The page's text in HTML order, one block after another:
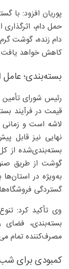
پوریان افزود: با
حمل دام،
دام زنده، گوشت
کاهش خواهد
بسته‌بندی؛
رئیس شورای تأمین
قیمت در فرآیند
لاشه است و
نهایی نیز قابل
بسته‌بندی‌شده از
گوشت از طریق
به‌ویژه در
گستردگی
وی تأکید کرد:
بسته‌بندی، فضای
مصرف‌کننده تمام
کمبودی برای